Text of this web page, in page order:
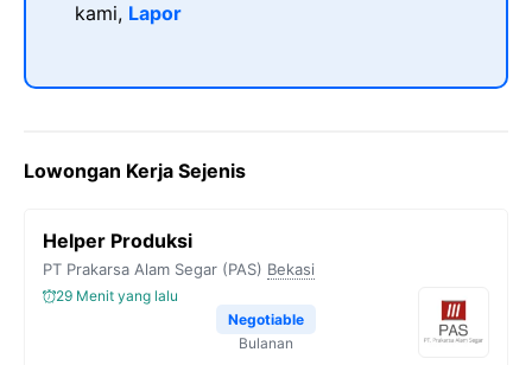
kami, Lapor
Lowongan Kerja Sejenis
Helper Produksi
PT Prakarsa Alam Segar (PAS) Bekasi
29 Menit yang lalu
Negotiable
Bulanan